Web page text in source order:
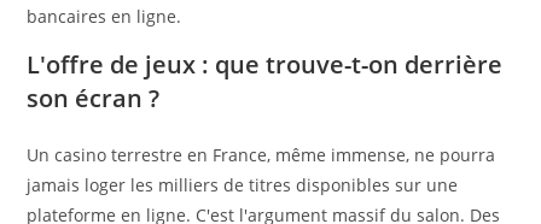
bancaires en ligne.
L'offre de jeux : que trouve-t-on derrière
son écran ?
Un casino terrestre en France, même immense, ne pourra
jamais loger les milliers de titres disponibles sur une
plateforme en ligne. C'est l'argument massif du salon. Des